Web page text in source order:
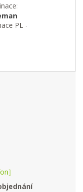
PL -